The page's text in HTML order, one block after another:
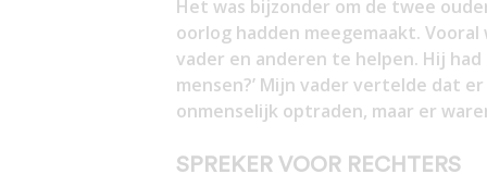
Het was bijzonder om de twee
oorlog hadden meegemaakt.
vader en anderen te helpen. Hij
mensen?’ Mijn vader vertelde dat
onmenselijk optraden, maar er
SPREKER VOOR RECHTERS